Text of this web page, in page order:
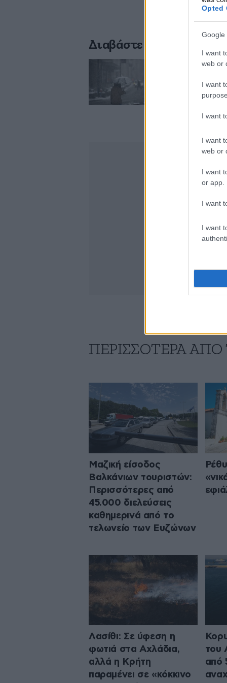
Opted
Google
I want
web or
I want
I want
I want
web or
I want
or app.
I want
I want
Διαβάστε σχετικά
Σαββάτου – Οι
ΠΕΡΙΣΣΟΤΕΡΑ
Μαζική είσοδος
Βαλκάνιων τουριστών:
Περισσότερες από
45.000 διελεύσεις
καθημερινά από το
τελωνείο των Ευζώνων
Λασίθι: Σε ύφεση η
φωτιά στα Αχλάδια,
αλλά η Κρήτη
παραμένει σε «κόκκινο
του
από